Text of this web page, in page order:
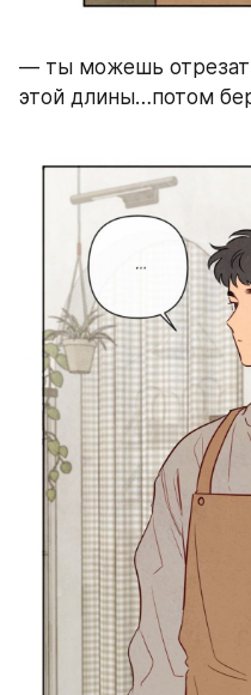
— ты можешь
этой длины…потом